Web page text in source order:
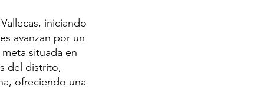
iniciando
avanzan por un
situada en
del distrito,
ofreciendo una